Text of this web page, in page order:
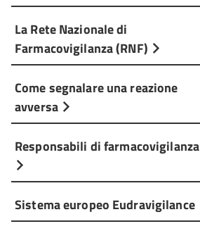
La Rete Nazionale di
Farmacovigilanza (RNF)
Come segnalare una reazione
avversa
Responsabili di farmacovigilanza
Sistema europeo Eudravigilance